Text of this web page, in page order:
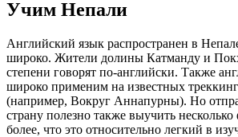
Учим Непали
Английский язык распространен в
широко. Жители долины Катманду и
степени говорят по-английски. Также
широко применим на известных
(например, Вокруг Аннапурны). Но
страну полезно также выучить
более, что это относительно легкий в